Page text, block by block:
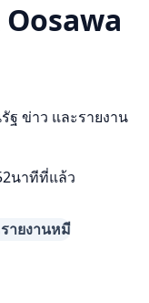
ข่าว และรายงาน
นาทีที่แล้ว
รายงานหมี